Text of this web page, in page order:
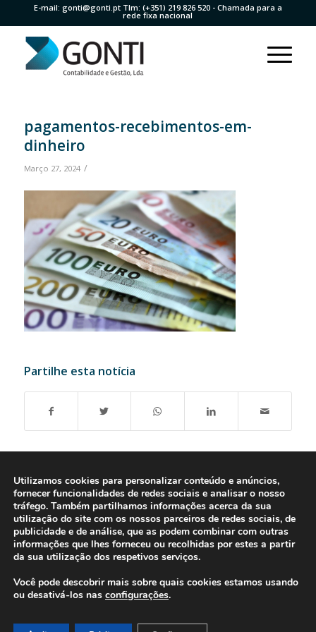
E-mail: gonti@gonti.ptTlm: (+351) 219 826 520- Chamada para a
rede fixa nacional
pagamentos-recebimentos-em-
dinheiro
Março 27, 2024 /
Partilhe esta notícia
Livro de Reclamações
Utilizamos cookies para personalizar conteúdo e anúncios,
fornecer funcionalidades de redes sociais e analisar o nosso
tráfego. Também partilhamos informações acerca da sua
utilização do site com os nossos parceiros de redes sociais, de
publicidade e de análise, que as podem combinar com outras
informações que lhes forneceu ou recolhidas por estes a partir
da sua utilização dos respetivos serviços.
Você pode descobrir mais sobre quais cookies estamos usando
ou desativá-los nas configurações.